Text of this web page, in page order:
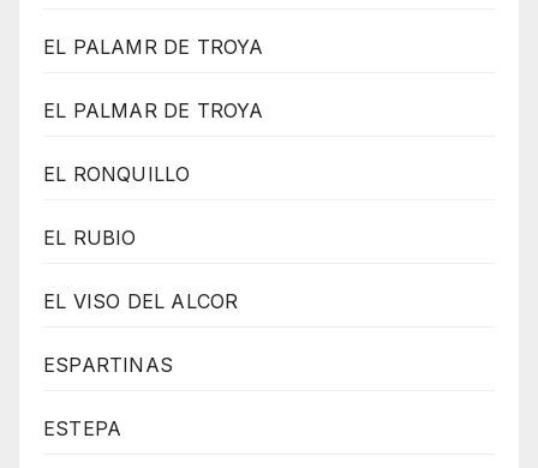
EL PALAMR DE TROYA
EL PALMAR DE TROYA
EL RONQUILLO
EL RUBIO
EL VISO DEL ALCOR
ESPARTINAS
ESTEPA